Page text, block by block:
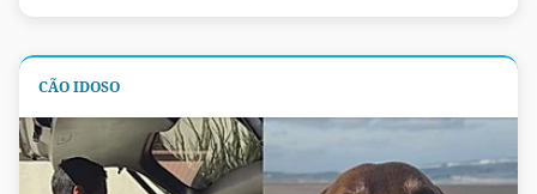
CÃO IDOSO